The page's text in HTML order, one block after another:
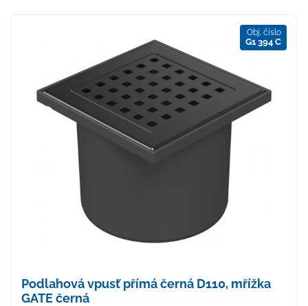
Obj. číslo
G1 394 C
Podlahová vpusť přímá černá D110, mřížka
GATE černá